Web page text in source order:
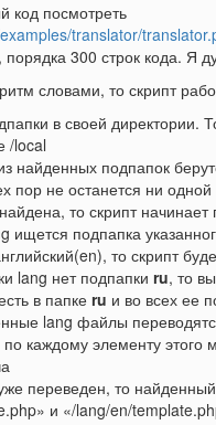
код посмотреть
translator/
300 строк кода. Я
словами, то скрипт
в своей директории.
/local
найденных подпапок
пор не останется ни
то скрипт начинает
ищется подпапка
то скрипт
lang нет подпапки ru, то
в папке ru и во всех ее
lang файлы
каждому элементу этого
переведен, то
и «/lang/en/